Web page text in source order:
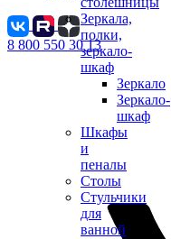
Зеркала,
полки,
зеркало-
шкаф
Зеркало
Зеркало-
шкаф
Шкафы
и
пеналы
Столы
Стульчики
для
ванной
8 800 550 30 13